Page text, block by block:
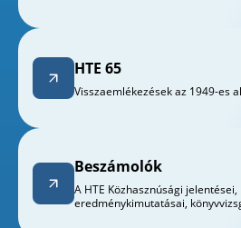
HTE 65
Visszaemlékezések az 1949-es
Beszámolók
A HTE Közhasznúsági
eredménykimutatásai,